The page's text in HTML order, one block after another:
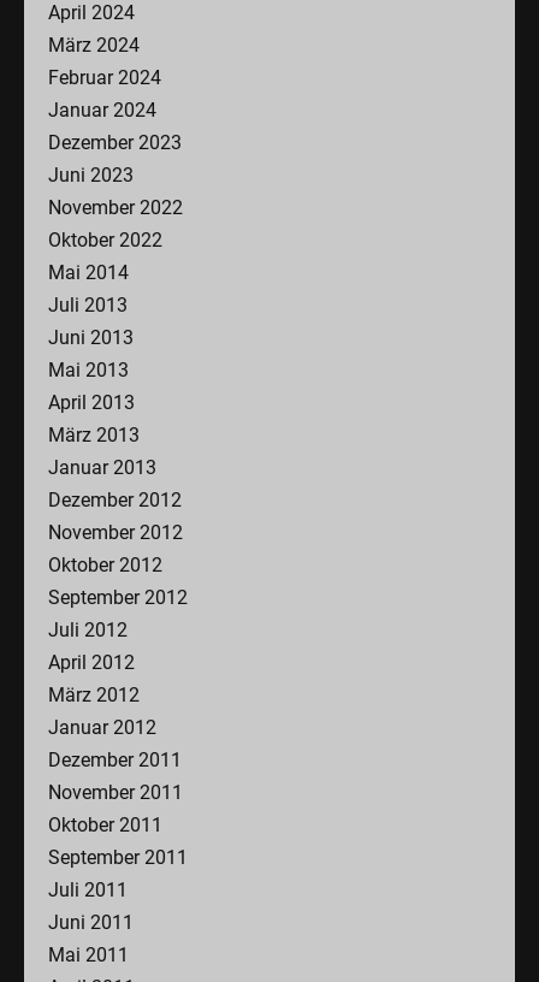
April 2024
März 2024
Februar 2024
Januar 2024
Dezember 2023
Juni 2023
November 2022
Oktober 2022
Mai 2014
Juli 2013
Juni 2013
Mai 2013
April 2013
März 2013
Januar 2013
Dezember 2012
November 2012
Oktober 2012
September 2012
Juli 2012
April 2012
März 2012
Januar 2012
Dezember 2011
November 2011
Oktober 2011
September 2011
Juli 2011
Juni 2011
Mai 2011